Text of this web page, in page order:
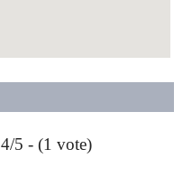
4/5 - (1 vote)